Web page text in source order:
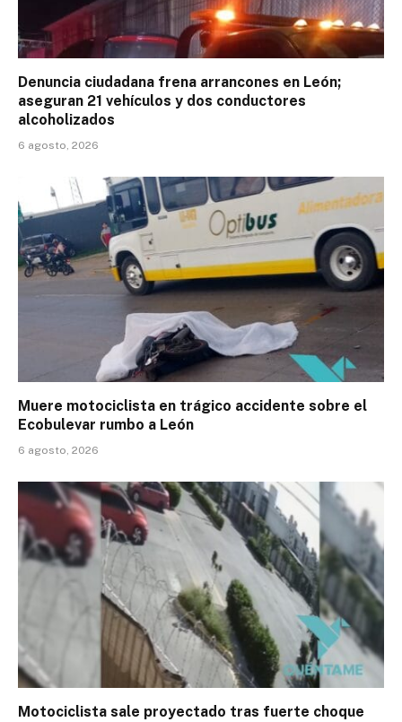
Denuncia ciudadana frena arrancones en León;
aseguran 21 vehículos y dos conductores
alcoholizados
6 agosto, 2026
Muere motociclista en trágico accidente sobre el
Ecobulevar rumbo a León
6 agosto, 2026
Motociclista sale proyectado tras fuerte choque